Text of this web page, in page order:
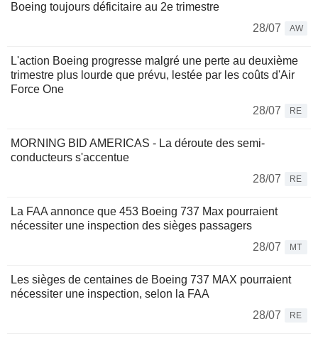
Boeing toujours déficitaire au 2e trimestre
28/07
AW
L'action Boeing progresse malgré une perte au deuxième
trimestre plus lourde que prévu, lestée par les coûts d'Air
Force One
28/07
RE
MORNING BID AMERICAS - La déroute des semi-
conducteurs s'accentue
28/07
RE
La FAA annonce que 453 Boeing 737 Max pourraient
nécessiter une inspection des sièges passagers
28/07
MT
Les sièges de centaines de Boeing 737 MAX pourraient
nécessiter une inspection, selon la FAA
28/07
RE